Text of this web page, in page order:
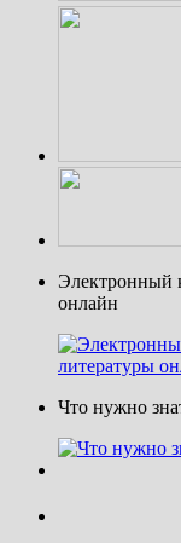
Электронный
онлайн
Что нужно